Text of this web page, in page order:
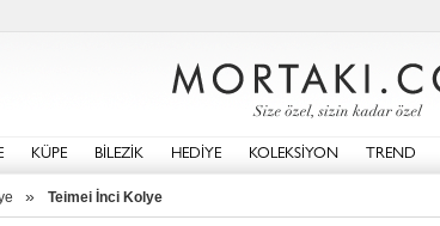
KÜPE BİLEZİK HEDİYE KOLEKSİYON TREND
» Teimei İnci Kolye